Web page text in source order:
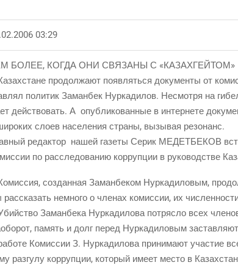
03:29
БОЛЕЕ, КОГДА ОНИ СВЯЗАНЫ С «КАЗАХГЕЙТОМ»
про­дол­жа­ют появ­лять­ся доку­мен­ты от
поли­тик Заман­бек Нур­ка­ди­лов. Несмот­ря на
дей­ство­вать. А опуб­ли­ко­ван­ные в интер­не­те
сло­ев насе­ле­ния стра­ны, вызы­вая резонанс.
редак­тор нашей газе­ты Серик МЕДЕТБЕКОВ
по рас­сле­до­ва­нию кор­руп­ции в руко­вод­стве
создан­ная Заман­бе­ком Нур­ка­ди­ло­вым,
немно­го о чле­нах комис­сии, их
Заман­бе­ка Нур­ка­ди­ло­ва потряс­ло всех
память и долг перед Нур­ка­ди­ло­вым
Комис­сии З. Нур­ка­ди­ло­ва при­ни­ма­ют уча­стие
раз­гу­лу кор­руп­ции, кото­рый име­ет место в